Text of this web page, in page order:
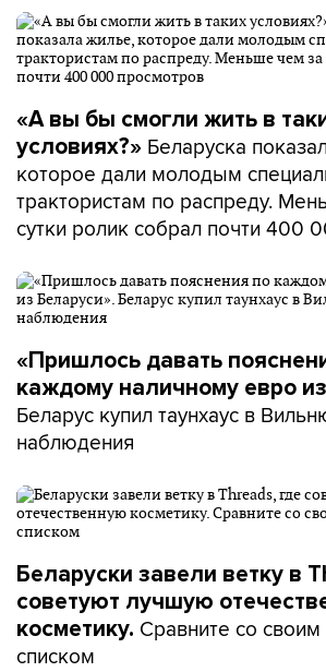
«А вы бы смогли жить в
условиях?» Беларуска
которое дали молодым
трактористам по распреду.
сутки ролик собрал почти 400
«Пришлось давать
каждому наличному евро
Беларус купил таунхаус в
наблюдения
Беларуски завели ветку в
советуют лучшую
косметику. Сравните со
списком